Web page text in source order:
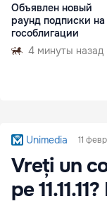
Объявлен новый
раунд подписки на
гособлигации
4 минуты назад
Unimedia 11
Vreți un
pe